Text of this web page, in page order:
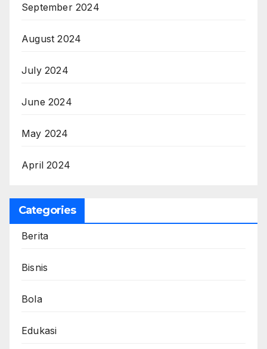
September 2024
August 2024
July 2024
June 2024
May 2024
April 2024
Categories
Berita
Bisnis
Bola
Edukasi